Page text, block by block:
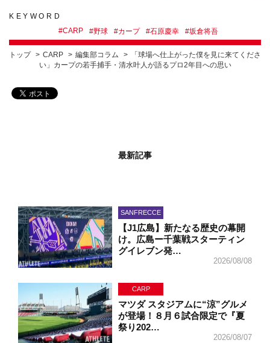
KEYWORD
#CARP #野球 #カープ #石原慶幸 #坂倉将吾
トップ CARP 編集部コラム
「球場へ仕上がった僕を見に来てくださ
い」カープの若手捕手・清水叶人が語るプロ2年目への思い
最新記事
SANFRECCE
【J1広島】新たなる歴史の幕開
け。広島ー千葉戦スターティン
グイレブン発…
2026/08/08
CARP
マツダ スタジアムに“涼”グルメ
が登場！８月６試合限定で『夏
祭り202…
2026/08/07